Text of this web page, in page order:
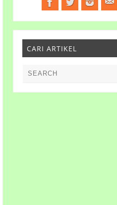
CARI ARTIKEL